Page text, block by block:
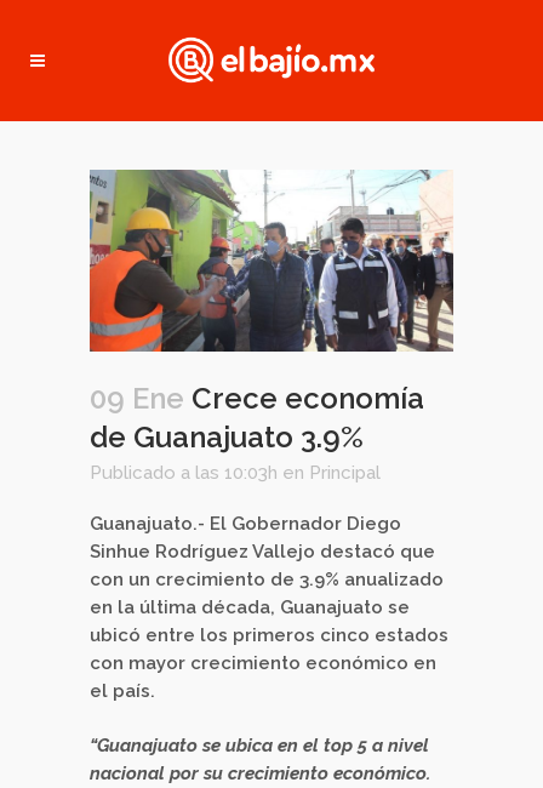
09 Ene Crece economía
de Guanajuato 3.9%
Publicado a las 10:03h en Principal
Guanajuato.- El Gobernador Diego
Sinhue Rodríguez Vallejo destacó que
con un crecimiento de 3.9% anualizado
en la última década, Guanajuato se
ubicó entre los primeros cinco estados
con mayor crecimiento económico en
el país.
“Guanajuato se ubica en el top 5 a nivel
nacional por su crecimiento económico.